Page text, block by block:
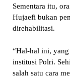
Sementara itu,
Hujaefi bukan
direhabilitasi.
“Hal-hal ini,
institusi Polri.
salah satu cara